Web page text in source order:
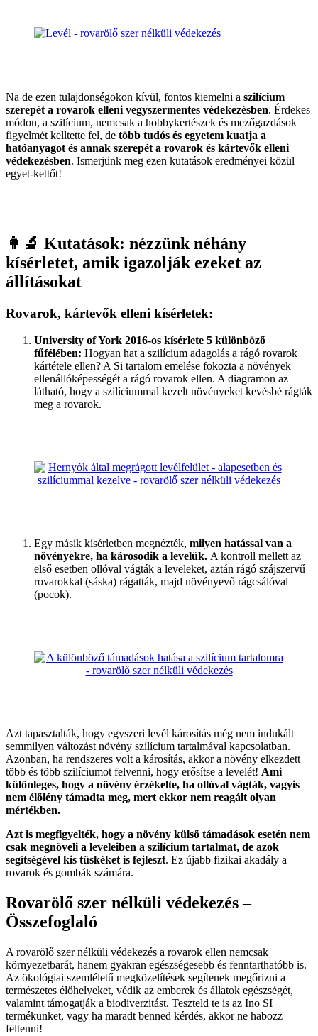
Na de ezen tulajdonségokon kívül, fontos kiemelni a szilícium
szerepét a rovarok elleni vegyszermentes védekezésben. Érdekes
módon, a szilícium, nemcsak a hobbykertészek és mezőgazdások
figyelmét kelltette fel, de több tudós és egyetem kuatja a
hatóanyagot és annak szerepét a rovarok és kártevők elleni
védekezésben. Ismerjünk meg ezen kutatások eredményei közül
egyet-kettőt!
👩‍🔬 Kutatások: nézzünk néhány
kísérletet, amik igazolják ezeket az
állításokat
Rovarok, kártevők elleni kísérletek:
University of York 2016-os kísérlete 5 különböző
fűfélében: Hogyan hat a szilícium adagolás a rágó rovarok
kártétele ellen? A Si tartalom emelése fokozta a növények
ellenállóképességét a rágó rovarok ellen. A diagramon az
látható, hogy a szilíciummal kezelt növényeket kevésbé rágták
meg a rovarok.
Egy másik kísérletben megnézték, milyen hatással van a
növényekre, ha károsodik a levelük. A kontroll mellett az
első esetben ollóval vágták a leveleket, aztán rágó szájszervű
rovarokkal (sáska) rágatták, majd növényevő rágcsálóval
(pocok).
Azt tapasztalták, hogy egyszeri levél károsítás még nem indukált
semmilyen változást növény szilícium tartalmával kapcsolatban.
Azonban, ha rendszeres volt a károsítás, akkor a növény elkezdett
több és több szilíciumot felvenni, hogy erősítse a levelét! Ami
különleges, hogy a növény érzékelte, ha ollóval vágták, vagyis
nem élőlény támadta meg, mert ekkor nem reagált olyan
mértékben.
Azt is megfigyelték, hogy a növény külső támadások esetén nem
csak megnöveli a leveleiben a szilícium tartalmat, de azok
segítségével kis tüskéket is fejleszt. Ez újabb fizikai akadály a
rovarok és gombák számára.
Rovarölő szer nélküli védekezés –
Összefoglaló
A rovarölő szer nélküli védekezés a rovarok ellen nemcsak
környezetbarát, hanem gyakran egészségesebb és fenntarthatóbb is.
Az ökológiai szemléletű megközelítések segítenek megőrizni a
természetes élőhelyeket, védik az emberek és állatok egészségét,
valamint támogatják a biodiverzitást. Teszteld te is az Ino SI
termékünket, vagy ha maradt benned kérdés, akkor ne habozz
feltenni!